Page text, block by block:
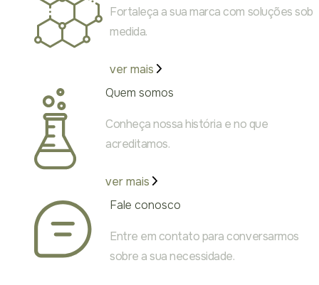
Fortaleça a sua marca com soluções sob
medida.
ver mais
Quem somos
Conheça nossa história e no que
acreditamos.
ver mais
Fale conosco
Entre em contato para conversarmos
sobre a sua necessidade.